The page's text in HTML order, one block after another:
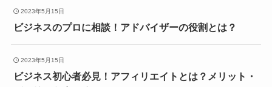
2023年5月15日
ビジネスのプロに相談！アドバイザーの役割とは？
2023年5月15日
ビジネス初心者必見！アフィリエイトとは？メリット・